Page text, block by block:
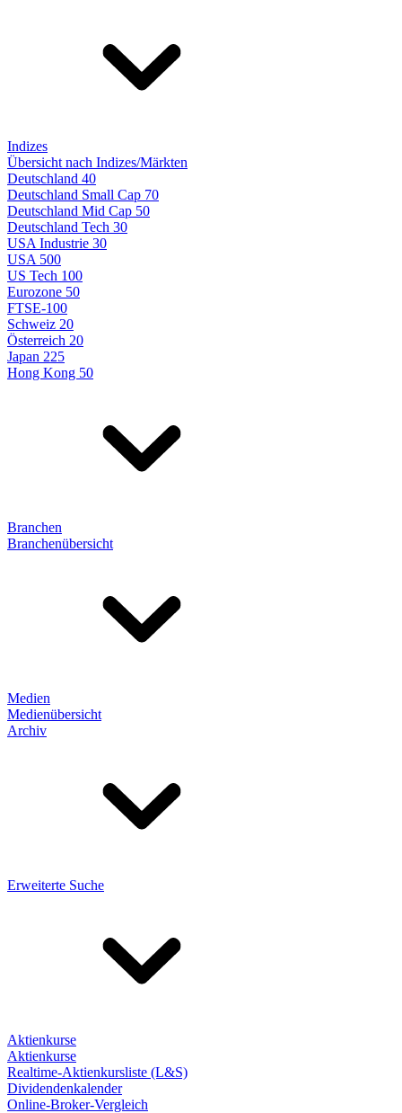
Indizes
Übersicht nach Indizes/Märkten
Deutschland 40
Deutschland Small Cap 70
Deutschland Mid Cap 50
Deutschland Tech 30
USA Industrie 30
USA 500
US Tech 100
Eurozone 50
FTSE-100
Schweiz 20
Österreich 20
Japan 225
Hong Kong 50
Branchen
Branchenübersicht
Medien
Medienübersicht
Archiv
Erweiterte Suche
Aktienkurse
Aktienkurse
Realtime-Aktienkursliste (L&S)
Dividendenkalender
Online-Broker-Vergleich